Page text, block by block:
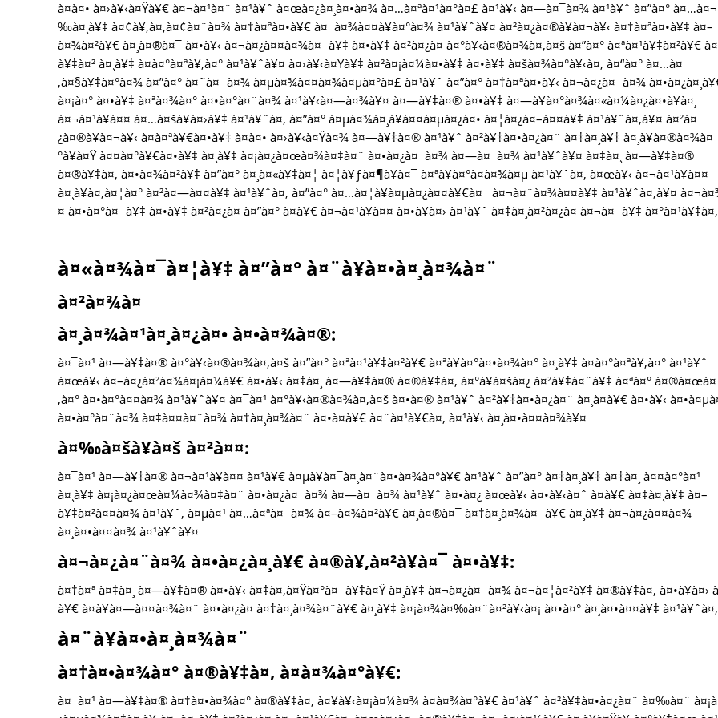
à¤à¤• à¤›à¥‹à¤Ÿà¥€ à¤¬à¤¹à¤¨ à¤¹à¥ˆ à¤œà¤¿à¤¸à¤•à¤¾ à¤…à¤ªà¤¹à¤°à¤£ à¤¹à¥‹ à¤—à¤¯à¤¾ à¤¹à¥ˆ à¤”à¤°
‰à¤¸à¥‡ à¤¢à¥‚à¤‚à¤¢à¤¨à¤¾ à¤†à¤ªà¤•à¥€ à¤¯à¤¾à¤¤à¥à¤°à¤¾ à¤¹à¥ˆà¥¤ à¤²à¤¿à¤®à¥à¤¬à¥‹ à¤†à¤ªà¤•à¥‡ à¤–
à¤¾à¤²à¥€ à¤¸à¤®à¤¯ à¤•à¥‹ à¤¬à¤¿à¤¤à¤¾à¤¨à¥‡ à¤•à¥‡ à¤²à¤¿à¤ à¤°à¥‹à¤®à¤¾à¤‚à¤š à¤”à¤° à¤ªà¤¹à¥‡à¤²à¥€
à¥‡à¤² à¤¸à¥‡ à¤­à¤°à¤ªà¥‚à¤° à¤¹à¥ˆà¥¤ à¤›à¥‹à¤Ÿà¥‡ à¤²à¤¡à¤¼à¤•à¥‡ à¤•à¥‡ à¤šà¤¾à¤°à¥‹à¤‚ à¤“à¤° à¤…à¤
‚à¤§à¥‡à¤°à¤¾ à¤”à¤° à¤˜à¤¨à¤¾ à¤µà¤¾à¤¤à¤¾à¤µà¤°à¤£ à¤¹à¥ˆ à¤”à¤° à¤†à¤ªà¤•à¥‹ à¤¬à¤¿à¤¨à¤¾
à¤¡à¤° à¤•à¥‡ à¤ªà¤¾à¤° à¤•à¤°à¤¨à¤¾ à¤¹à¥‹à¤—à¤¾à¥¤ à¤—à¥‡à¤® à¤•à¥‡ à¤—à¥à¤°à¤¾à¤«à¤¼à¤¿à¤•à¥à¤¸
à¤¬à¤¹à¥à¤¤ à¤…à¤šà¥à¤›à¥‡ à¤¹à¥ˆà¤‚ à¤”à¤° à¤µà¤¾à¤¸à¥à¤¤à¤µà¤¿à¤• à¤¦à¤¿à¤–à¤¤à¥‡ à¤¹à¥ˆà¤‚à¥¤ à¤²à¤
¿à¤®à¥à¤¬à¥‹ à¤à¤ªà¥€à¤•à¥‡ à¤à¤• à¤›à¥‹à¤Ÿà¤¾ à¤—à¥‡à¤® à¤¹à¥ˆ à¤²à¥‡à¤•à¤¿à¤¨ à¤‡à¤¸à¥‡ à¤¸à¥à¤®à¤¾à¤
°à¥à¤Ÿ à¤¤à¤°à¥€à¤•à¥‡ à¤¸à¥‡ à¤¡à¤¿à¤œà¤¾à¤‡à¤¨ à¤•à¤¿à¤¯à¤¾ à¤—à¤¯à¤¾ à¤¹à¥ˆà¥¤ à¤‡à¤¸ à¤—à¥‡à¤®
à¤®à¥‡à¤‚ à¤•à¤¾à¤²à¥‡ à¤”à¤° à¤¸à¤«à¥‡à¤¦ à¤¦à¥ƒà¤¶à¥à¤¯ à¤ªà¥à¤°à¤­à¤¾à¤µ à¤¹à¥ˆà¤‚ à¤œà¥‹ à¤¬à¤¹à¥à¤¤
à¤¸à¥à¤‚à¤¦à¤° à¤²à¤—à¤¤à¥‡ à¤¹à¥ˆà¤‚ à¤”à¤° à¤…à¤¦à¥à¤µà¤¿à¤¤à¥€à¤¯ à¤¬à¤¨à¤¾à¤¤à¥‡ à¤¹à¥ˆà¤‚à¥¤
¤ à¤•à¤°à¤¨à¥‡ à¤•à¥‡ à¤²à¤¿à¤ à¤”à¤° à¤­à¥€ à¤¬à¤¹à¥à¤¤ à¤•à¥à¤› à¤¹à¥ˆ à¤‡à¤¸à¤²à¤¿à¤ à¤¬à¤¨à¥‡
à¤«à¤¾à¤¯à¤¦à¥‡ à¤”à¤° à¤¨à¥à¤•à¤¸à¤¾à¤¨
à¤²à¤¾à¤­
à¤¸à¤¾à¤¹à¤¸à¤¿à¤• à¤•à¤¾à¤®:
à¤¯à¤¹ à¤—à¥‡à¤® à¤°à¥‹à¤®à¤¾à¤‚à¤š à¤”à¤° à¤ªà¤¹à¥‡à¤²à¥€ à¤ªà¥à¤°à¤•à¤¾à¤° à¤¸à¥‡ à¤­à¤°à¤ªà¥‚à¤° à¤¹à¥ˆ
à¤œà¥‹ à¤–à¤¿à¤²à¤¾à¤¡à¤¼à¥€ à¤•à¥‹ à¤‡à¤¸ à¤—à¥‡à¤® à¤®à¥‡à¤‚ à¤°à¥à¤šà¤¿ à¤²à¥‡à¤¨à¥‡ à¤ªà¤°
‚à¤° à¤•à¤°à¤¤à¤¾ à¤¹à¥ˆà¥¤ à¤¯à¤¹ à¤°à¥‹à¤®à¤¾à¤‚à¤š à¤•à¤® à¤¹à¥ˆ à¤²à¥‡à¤•à¤¿à¤¨ à¤¸à¤­à¥€ à¤•à¥‹
à¤•à¤°à¤¨à¤¾ à¤‡à¤¤à¤¨à¤¾ à¤†à¤¸à¤¾à¤¨ à¤•à¤­à¥€ à¤¨à¤¹à¥€à¤‚ à¤¹à¥‹ à¤¸à¤•à¤¤à¤¾à¥¤
à¤‰à¤šà¥à¤š à¤²à¤¤:
à¤¯à¤¹ à¤—à¥‡à¤® à¤¬à¤¹à¥à¤¤ à¤¹à¥€ à¤µà¥à¤¯à¤¸à¤¨à¤•à¤¾à¤°à¥€ à¤¹à¥ˆ à¤”à¤° à¤‡à¤¸à¥‡ à¤‡à¤¸ à¤¤à¤°à¤¹
à¤¸à¥‡ à¤¡à¤¿à¤œà¤¼à¤¾à¤‡à¤¨ à¤•à¤¿à¤¯à¤¾ à¤—à¤¯à¤¾ à¤¹à¥ˆ à¤•à¤¿ à¤œà¥‹ à¤•à¥‹à¤ˆ à¤­à¥€ à¤‡à¤¸à¥‡ à¤–
à¥‡à¤²à¤¤à¤¾ à¤¹à¥ˆ, à¤µà¤¹ à¤…à¤ªà¤¨à¤¾ à¤–à¤¾à¤²à¥€ à¤¸à¤®à¤¯ à¤†à¤¸à¤¾à¤¨à¥€ à¤¸à¥‡ à¤¬à¤¿à¤¤à¤¾
à¤¸à¤•à¤¤à¤¾ à¤¹à¥ˆà¥¤
à¤¬à¤¿à¤¨à¤¾ à¤•à¤¿à¤¸à¥€ à¤®à¥‚à¤²à¥à¤¯ à¤•à¥‡:
à¤†à¤ª à¤‡à¤¸ à¤—à¥‡à¤® à¤•à¥‹ à¤‡à¤‚à¤Ÿà¤°à¤¨à¥‡à¤Ÿ à¤¸à¥‡ à¤¬à¤¿à¤¨à¤¾ à¤¬à¤¦à¤²à¥‡ à¤®à¥‡à¤‚ à¤•à¥à¤›
à¥€ à¤­à¥à¤—à¤¤à¤¾à¤¨ à¤•à¤¿à¤ à¤†à¤¸à¤¾à¤¨à¥€ à¤¸à¥‡ à¤¡à¤¾à¤‰à¤¨à¤²à¥‹à¤¡ à¤•à¤° à¤¸à¤•à¤¤à¥‡
à¤¨à¥à¤•à¤¸à¤¾à¤¨
à¤†à¤•à¤¾à¤° à¤®à¥‡à¤‚ à¤­à¤¾à¤°à¥€:
à¤¯à¤¹ à¤—à¥‡à¤® à¤†à¤•à¤¾à¤° à¤®à¥‡à¤‚ à¤¥à¥‹à¤¡à¤¼à¤¾ à¤­à¤¾à¤°à¥€ à¤¹à¥ˆ à¤²à¥‡à¤•à¤¿à¤¨ à¤‰à¤¨